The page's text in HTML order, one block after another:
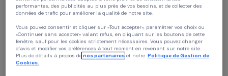
Présentation du projet
Au Sénégal, 70 % de la production nationale de
Chez RAJA nous utilisons des cookies avec nos partenaires pour améliorer
expérience sur notre site et notre blog. Cela nous permet de vous proposer
contenus personnalisés adaptés à votre profil et de fonctionnalités
performantes, des publicités au plus près de vos besoins, et de collecter des
données de trafic pour améliorer la qualité de notre site.